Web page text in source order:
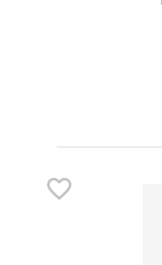
favorite_border